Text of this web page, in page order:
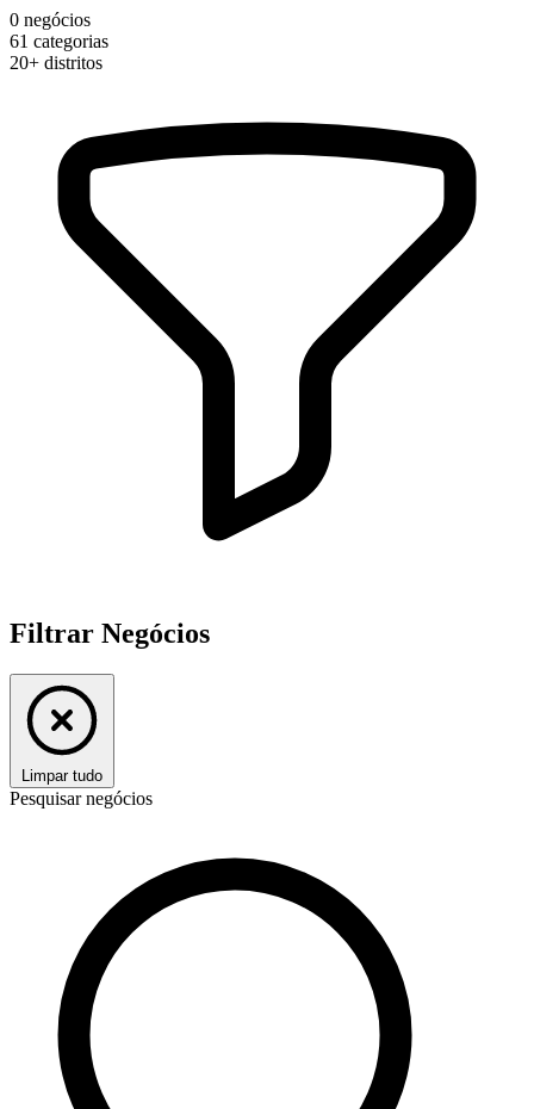
0 negócios
61 categorias
20+ distritos
Filtrar Negócios
Limpar tudo
Pesquisar negócios